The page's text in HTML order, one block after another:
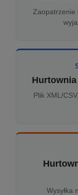
Zaopatrzenie
Plik XML/
Wysyłka